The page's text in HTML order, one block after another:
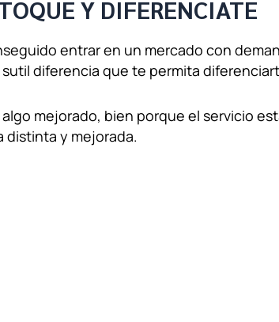
Y DIFERENCIATE
entrar en un mercado con
diferencia que te permita
mejorado, bien porque el servicio
distinta y mejorada.